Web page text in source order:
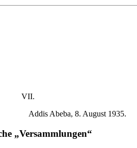
VII.
Addis Abeba, 8. August 1935.
„Versammlungen“